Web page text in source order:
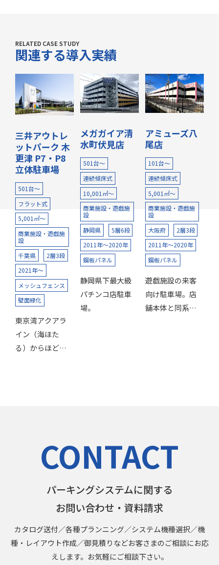
RELATED CASE STUDY
関連する導入実績
三井アウトレ
ットパーク 木
更津 P7・P8
立体駐車場
501台～
フラット式
5,001㎡～
商業施設・遊戯施
設
千葉県
2層3段
2021年～
メッシュフェンス
壁面緑化
東京湾アクアラ
イン（海ほた
る）からほど近
メガガイア清
水町伏見店
501台～
連続傾床式
10,001㎡～
商業施設・遊戯施
設
静岡県
5層6段
2011年～2020年
鋼板パネル
静岡県下最大級
パチンコ店駐車
場。
アミューズ八
尾店
101台～
連続傾床式
5,001㎡～
商業施設・遊戯施
設
大阪府
2層3段
2011年～2020年
鋼板パネル
遊戯施設の来客
向け駐車場。店
舗本体と同系色
CONTACT
パーキングシステムに関する
お問い合わせ・資料請求
カタログ送付／各種プランニング／システム機種選択／機
種・レイアウト作成／御見積りなどお客さまのご相談にお応
えします。お気軽にご相談下さい。